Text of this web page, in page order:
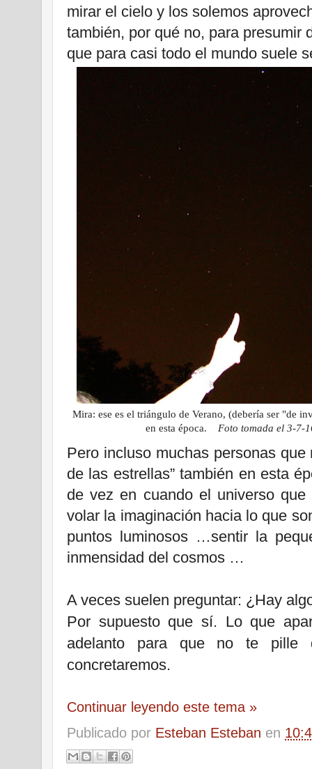
mirar el cielo y los solemos
también, por qué no, para presumir
que para casi todo el mundo suele
Mira: ese es el triángulo de Verano, (debería ser "de
en esta época. Foto tomada el 3-7-
Pero incluso muchas personas
de las estrellas” también en esta
de vez en cuando el universo
volar la imaginación hacia lo que
puntos luminosos …sentir la
inmensidad del cosmos …
A veces suelen preguntar: ¿Hay
Por supuesto que sí. Lo que
adelanto para que no te pille
concretaremos.
Continuar leyendo este tema »
Publicado por Esteban Esteban en